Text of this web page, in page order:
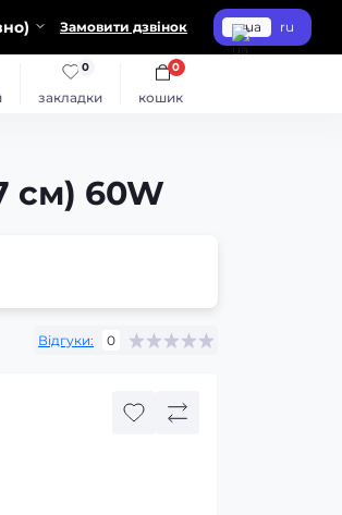
Замовити дзвінок ua ru
закладки
0
кошик
0
см) 60W
Відгуки: 0